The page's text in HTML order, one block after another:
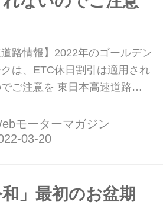
道路情報】2022年のゴールデン
は、ETC休日割引は適用され
ご注意を 東日本高速道路
中日本)、西日本高速道路
西日本)、本州高速道路、およ
いと発表した。(タイトル写真は
モーターマガジン
和」最初のお盆期